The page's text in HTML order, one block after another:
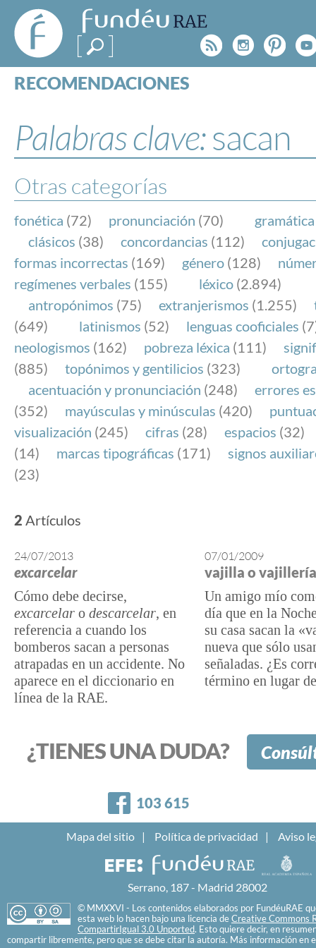
FundéuRAE
- Fundación
del Español
Urgente
Rss
RECOMENDACIONES
ESPECIALES
BLOG
NOTICIAS
SOBRE LA FUNDÉURAE
FundéuRAE es una fundación patrocinada por la
y la Real Academia Española, cuyo objetivo es
el buen uso del español en los medios de
Internet.
Palabras clave:sacan
Otras categorías
fonética (72) pronunciación (70) gramática
clásicos (38) concordancias (112)
formas incorrectas (169) género (128)
regímenes verbales (155) léxico (2.894)
antropónimos (75) extranjerismos (1.255)
(649)
latinismos (52) lenguas cooficiales
neologismos (162) pobreza léxica (111)
(885)
topónimos y gentilicios (323)
acentuación y pronunciación (248)
errores
(352)
mayúsculas y minúsculas (420)
visualización (245) cifras (28) espacios (32)
(14)
marcas tipográficas (171)
signos
(23)
2 Artículos
24/07/2013
excarcelar
Cómo debe decirse,
excarcelar o descarcelar, en
referencia a cuando los
bomberos sacan a personas
atrapadas en un accidente. No
aparece en el diccionario en
línea de la RAE.
07/01/2009
vajilla o vajillería
Un amigo mío
día que en la
su casa sacan la
nueva que sólo
señaladas. ¿Es
término en lugar
¿TIENES UNA DUDA?
Facebook
103 615
Mapa del sitio Política de privacidad Aviso
Serrano, 187 - Madrid 28002
© MMXXVI - Los contenidos elaborados por FundéuRAE
esta web lo hacen bajo una licencia de Creative Commons
CompartirIgual 3.0 Unported. Esto quiere decir, en
compartir libremente, pero que se debe citar la autoría. Más información en